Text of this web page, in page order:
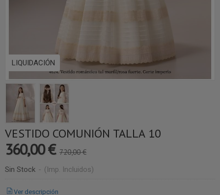
LIQUIDACIÓN
VESTIDO COMUNIÓN TALLA 10
360,00 € 720,00 €
Sin Stock - (Imp. Incluidos)
Ver descripción